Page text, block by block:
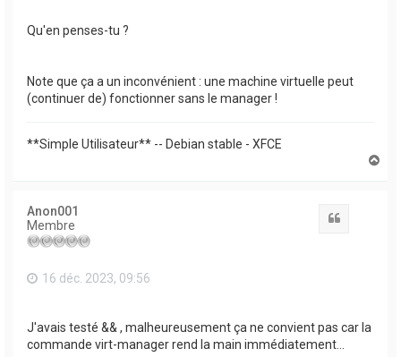
Qu'en penses-tu ?
Note que ça a un inconvénient : une machine virtuelle peut
(continuer de) fonctionner sans le manager !
**Simple Utilisateur** -- Debian stable - XFCE
Anon001
Membre
16 déc. 2023, 09:56
J'avais testé && , malheureusement ça ne convient pas car la
commande virt-manager rend la main immédiatement...